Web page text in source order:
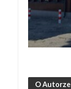
O Autorze